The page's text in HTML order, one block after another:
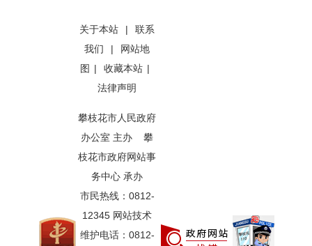
关于本站 |
联系
我们
|
网站地
图 | 收藏本站 |
法律声明
攀枝花市人民政府
办公室 主办 攀
枝花市政府网站事
务中心 承办
市民热线：0812-
12345 网站技术
维护电话：0812-